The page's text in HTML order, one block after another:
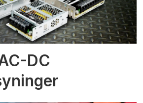
DC